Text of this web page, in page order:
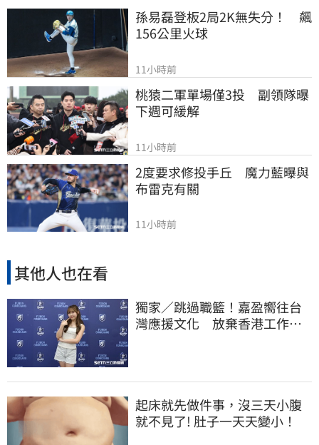
孫易磊登板2局2K無失分！　飆
156公里火球
11小時前
桃猿二軍單場僅3投　副領隊曝
下週可緩解
11小時前
2度要求修投手丘　魔力藍曝與
布雷克有關
11小時前
其他人也在看
獨家／跳過職籃！嘉盈嚮往台
灣應援文化 放棄香港工作跨
起床就先做件事，沒三天小腹
就不見了! 肚子一天天變小！